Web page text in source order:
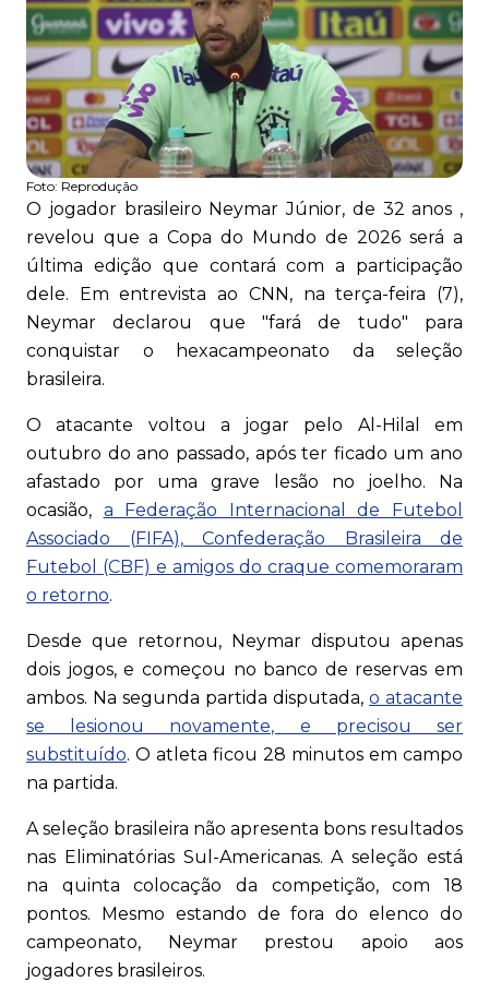
Foto: Reprodução
O jogador brasileiro Neymar Júnior, de 32 anos ,
revelou que a Copa do Mundo de 2026 será a
última edição que contará com a participação
dele. Em entrevista ao CNN, na terça-feira (7),
Neymar declarou que "fará de tudo" para
conquistar o hexacampeonato da seleção
brasileira.
O atacante voltou a jogar pelo Al-Hilal em
outubro do ano passado, após ter ficado um ano
afastado por uma grave lesão no joelho. Na
ocasião, a Federação Internacional de Futebol
Associado (FIFA), Confederação Brasileira de
Futebol (CBF) e amigos do craque comemoraram
o retorno.
Desde que retornou, Neymar disputou apenas
dois jogos, e começou no banco de reservas em
ambos. Na segunda partida disputada, o atacante
se lesionou novamente, e precisou ser
substituído. O atleta ficou 28 minutos em campo
na partida.
A seleção brasileira não apresenta bons resultados
nas Eliminatórias Sul-Americanas. A seleção está
na quinta colocação da competição, com 18
pontos. Mesmo estando de fora do elenco do
campeonato, Neymar prestou apoio aos
jogadores brasileiros.